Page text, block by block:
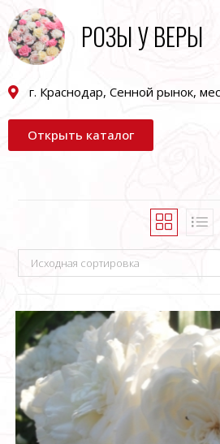
РОЗЫ У ВЕРЫ
г. Краснодар, Сенной рынок,
Открыть каталог
Исходная сортировка